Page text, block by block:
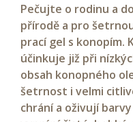
Pečujte o rodinu a
přírodě a pro
prací gel s konopím.
účinkuje již při
obsah konopného
šetrnost i velmi
chrání a oživují